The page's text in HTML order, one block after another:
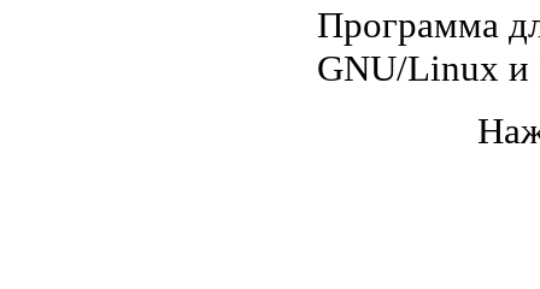
Программа
GNU/Linux и